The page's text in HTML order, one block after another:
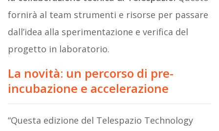
fornirà al team strumenti e risorse per passare
dall’idea alla sperimentazione e verifica del
progetto in laboratorio.
La novità: un percorso di pre-
incubazione e accelerazione
“Questa edizione del Telespazio Technology